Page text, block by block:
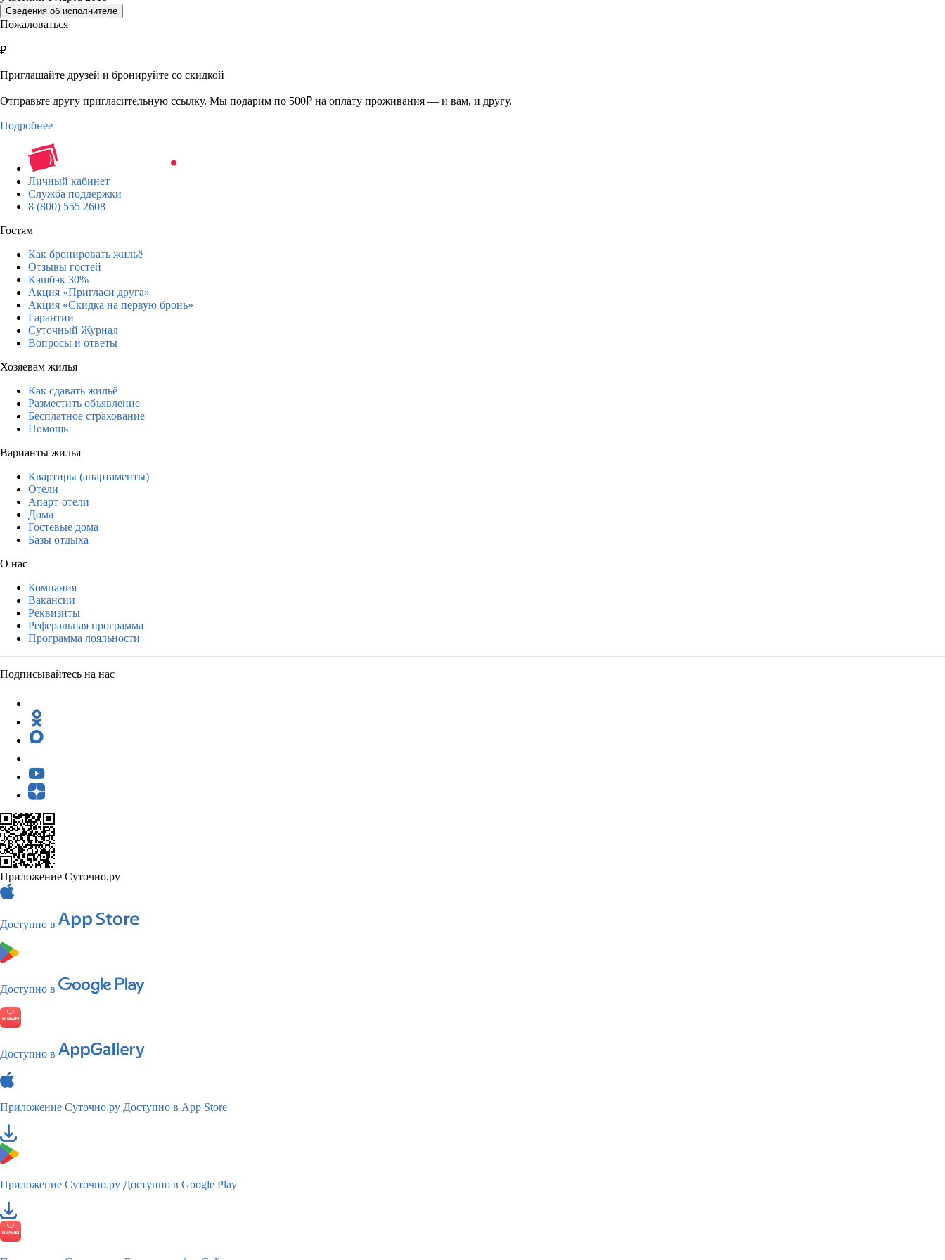
Сведения об исполнителе
Пожаловаться
₽
Приглашайте друзей и бронируйте со скидкой
Отправьте другу пригласительную ссылку. Мы подарим по 500₽ на оплату проживания — и вам, и другу.
Подробнее
Личный кабинет
Служба поддержки
8 (800) 555 2608
Гостям
Как бронировать жильё
Отзывы гостей
Кэшбэк 30%
Акция «Пригласи друга»
Акция «Скидка на первую бронь»
Гарантии
Суточный Журнал
Вопросы и ответы
Хозяевам жилья
Как сдавать жильё
Разместить объявление
Бесплатное страхование
Помощь
Варианты жилья
Квартиры (апартаменты)
Отели
Апарт-отели
Дома
Гостевые дома
Базы отдыха
О нас
Компания
Вакансии
Реквизиты
Реферальная программа
Программа лояльности
Подписывайтесь на нас
Приложение Суточно.ру
Доступно в
Доступно в
Доступно в
Приложение Суточно.ру Доступно в App Store
Приложение Суточно.ру Доступно в Google Play